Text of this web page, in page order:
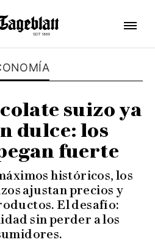
suizo ya
dulce: los
fuerte
históricos, los
ajustan precios y
El desafío:
sin perder a los